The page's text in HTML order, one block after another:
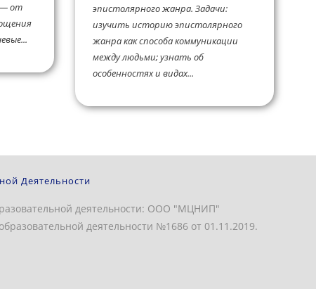
— от
эпистолярного жанра. Задачи:
изучить историю эпистолярного
жанра как способа коммуникации
между людьми; узнать об
особенностях и видах...
Деятельности
деятельности: ООО "МЦНИП"
деятельности №1686 от 01.11.2019.